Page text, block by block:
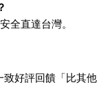
全直達台灣。
好評回饋「比其他